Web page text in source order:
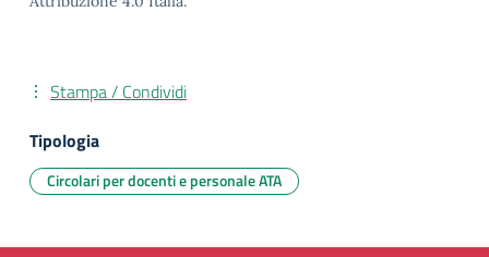
Stampa / Condividi
Tipologia
Circolari per docenti e personale ATA